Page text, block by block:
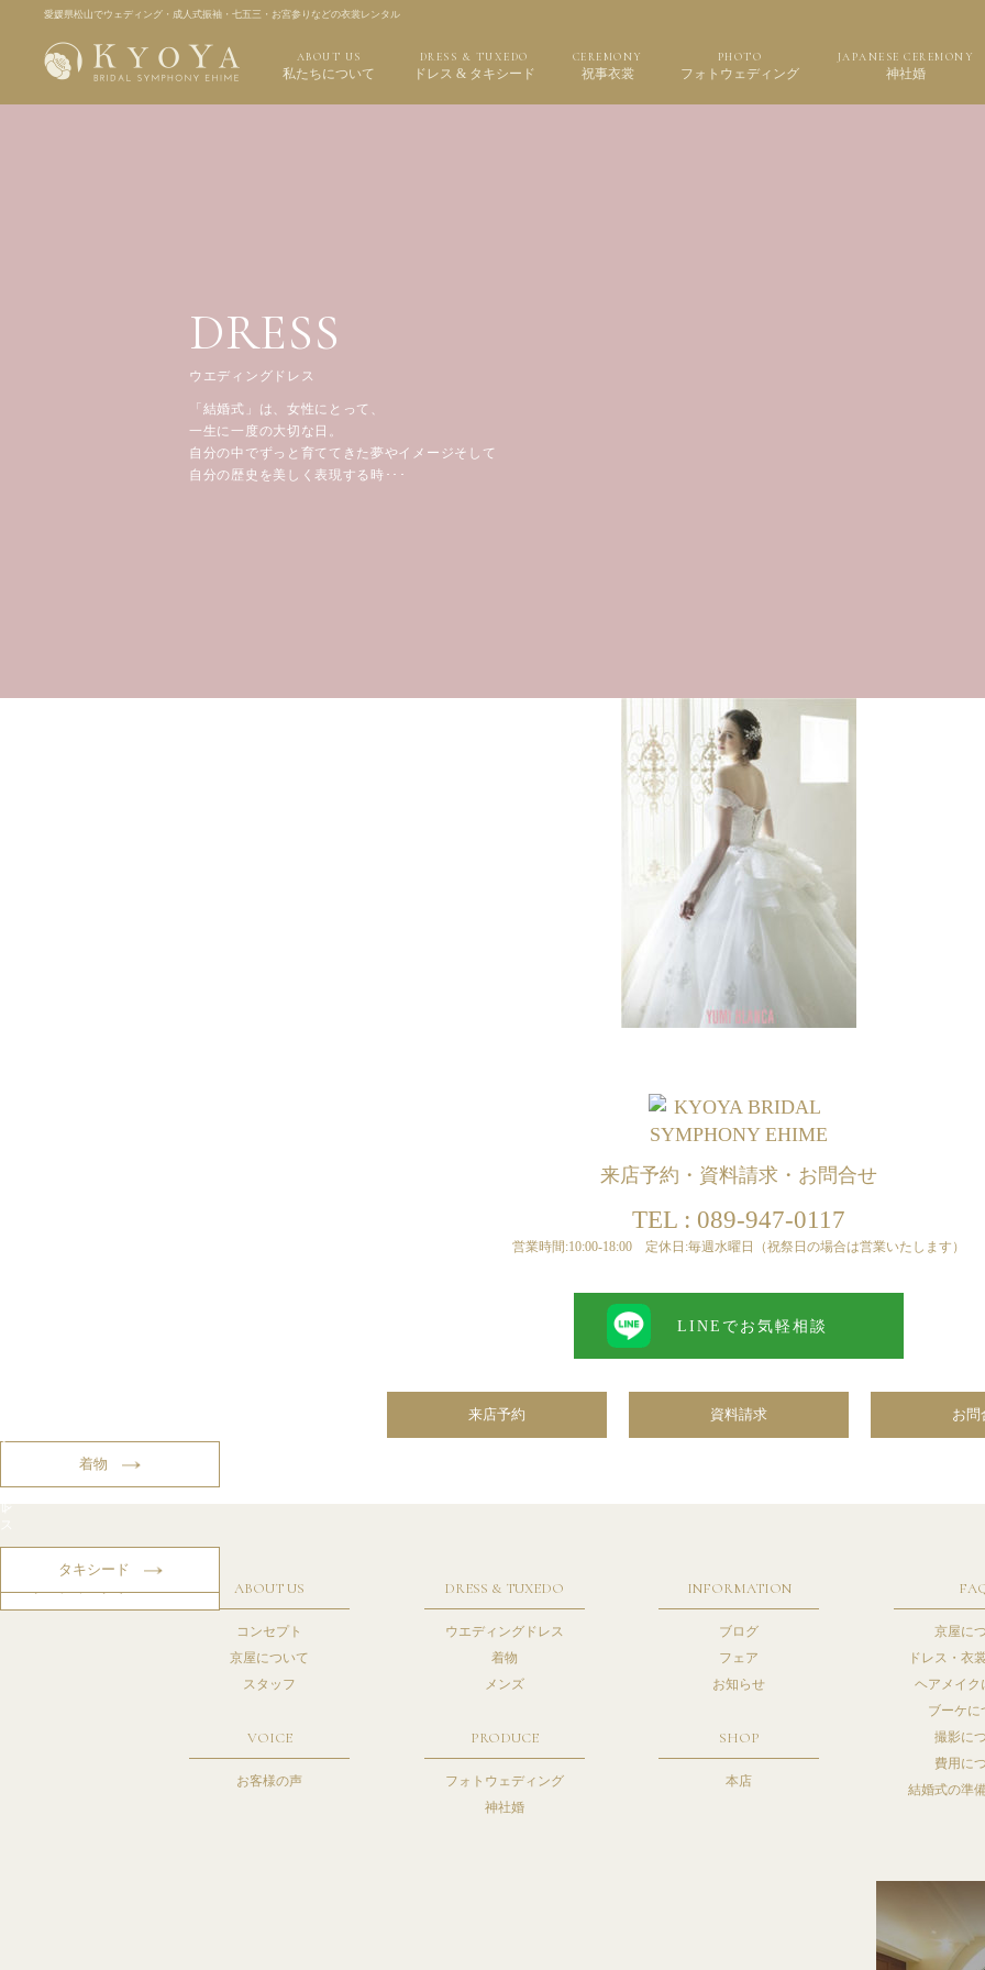
愛媛県松山でウェディング・成人式振袖・七五三・お宮参りなどの衣裳レンタル
ABOUT US
私たちについて
DRESS & TUXEDO
ドレス & タキシード
CEREMONY
祝事衣裳
PHOTO
フォトウェディング
JAPANESE CEREMONY
神社婚
DRESS
ウエディングドレス
「結婚式」は、女性にとって、
一生に一度の大切な日。
自分の中でずっと育ててきた夢やイメージそして
自分の歴史を美しく表現する時･･･
ド
着物
ー
タキシード
来店予約・資料請求・お問合せ
TEL : 089-947-0117
営業時間:10:00-18:00 定休日:毎週水曜日（祝祭日の場合は営業いたします）
LINEでお気軽相談
来店予約 資料請求 お問
ABOUT US
コンセプト
京屋について
スタッフ
VOICE
お客様の声
DRESS & TUXEDO
ウエディングドレス
着物
メンズ
PRODUCE
フォトウェディング
神社婚
INFORMATION
ブログ
フェア
お知らせ
SHOP
本店
京屋に
ドレス・衣
ヘアメイク
ブーケに
撮影に
費用に
結婚式の準